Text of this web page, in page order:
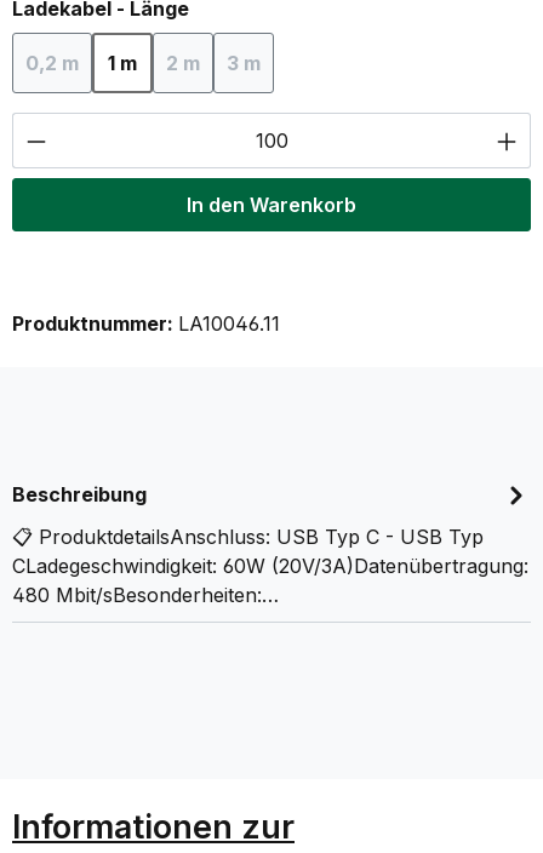
Ladekabel - Längeauswählen
0,2 m
(Diese Option ist zurzeit nicht verfügbar.)
1 m 2 m
(Diese Option ist zurzeit nicht verfügbar.)
3 m
(Diese Option ist zurzeit nicht
Produkt Anzahl: Gib den gewünschten
In den Warenkorb
Produktnummer: LA10046.11
Beschreibung
📋 ProduktdetailsAnschluss: USB Typ C - USB Typ
CLadegeschwindigkeit: 60W (20V/3A)Datenübertragung:
480 Mbit/sBesonderheiten:…
Informationen zur